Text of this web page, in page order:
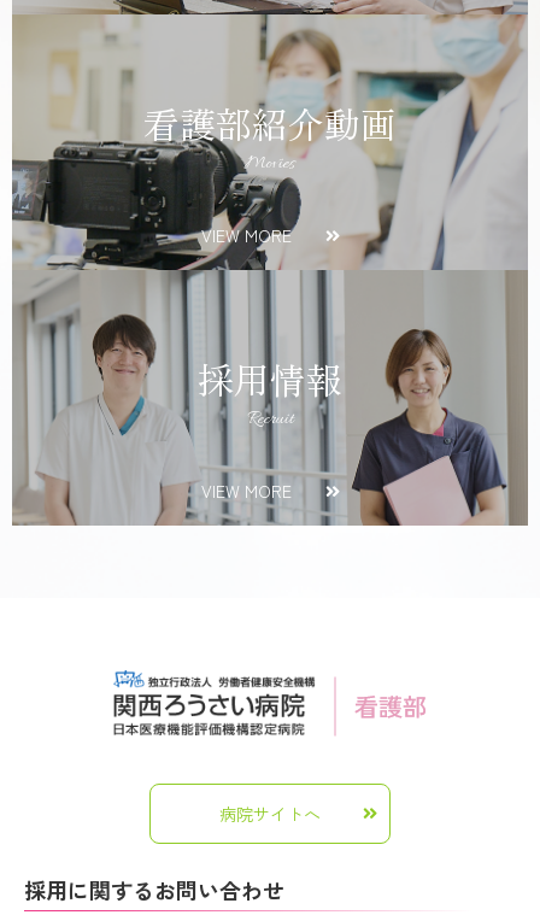
看護部紹介動画
Movies
VIEW MORE
採用情報
Recruit
VIEW MORE
病院サイトへ
採用に関するお問い合わせ